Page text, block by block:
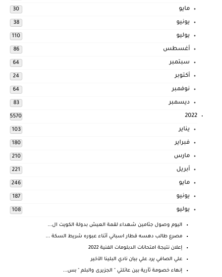
مايو 30
يونيو 38
يوليو 110
أغسطس 86
سبتمبر 64
أكتوبر 24
نوفمبر 64
ديسمبر 83
2022
5570
يناير 103
فبراير 180
مارس 210
أبريل 221
مايو 246
يونيو 187
يوليو 108
اليوم وصول جثامين شهداء لقمة العيش بدولة الكويت ال...
مصرع طالب دهسه قطار اسباني أثناء عبوره شريط السكة ...
إعلان نتيجة امتحانات الدبلومات الفنية 2022
علي الصافي يرد علي بيان نادي البلينا الآخير
إنهاء خصومة ثآرية بين عائلتي " الجزيرى والبلم " بس...